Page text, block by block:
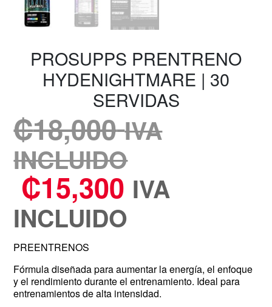
PROSUPPS PRENTRENO
HYDENIGHTMARE | 30
SERVIDAS
₡18,000 IVA
INCLUIDO
₡15,300 IVA
INCLUIDO
PREENTRENOS
Fórmula diseñada para aumentar la energía, el enfoque
y el rendimiento durante el entrenamiento. Ideal para
entrenamientos de alta intensidad.